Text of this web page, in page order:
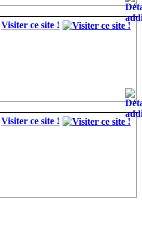
Visiter ce site !
Visiter ce site !